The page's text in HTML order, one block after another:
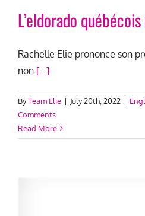
L’eldorado
Rachelle Elie prononce son
non [...]
ByTeam Elie | July 20th, 2022 |
Comments
Read More